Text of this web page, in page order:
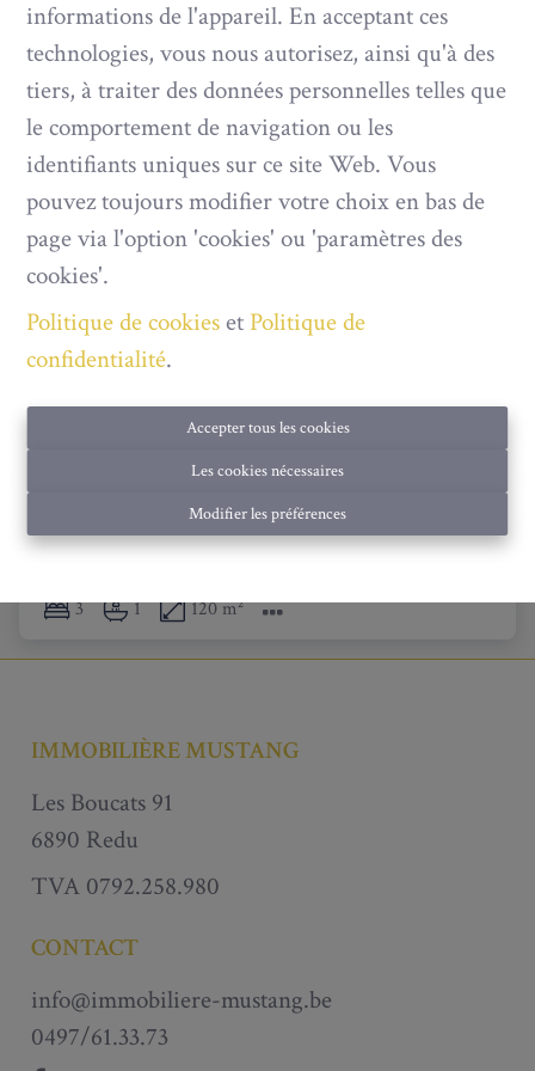
informations de l'appareil. En acceptant ces
technologies, vous nous autorisez, ainsi qu'à des
tiers, à traiter des données personnelles telles que
le comportement de navigation ou les
identifiants uniques sur ce site Web. Vous
pouvez toujours modifier votre choix en bas de
page via l'option 'cookies' ou 'paramètres des
cookies'.
Politique de cookieset Politique de
confidentialité.
Accepter tous les cookies
Les cookies nécessaires
Modifier les préférences
NOUVEAU
Maison de plain-pied à rénover à Redu
Rue de Transinne 26A, 6890 Redu |Ref
À partir de € 176.000
3 1 120 m²
IMMOBILIÈRE MUSTANG
Les Boucats 91
6890 Redu
TVA 0792.258.980
CONTACT
info@immobiliere-mustang.be
0497/61.33.73